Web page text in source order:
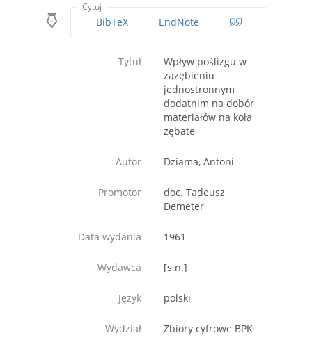
Cytuj
BibTeX EndNote
Tytuł
Wpływ poślizgu w
zazębieniu
jednostronnym
dodatnim na dobór
materiałów na koła
zębate
Autor Dziama, Antoni
Promotor
doc. Tadeusz
Demeter
Data wydania 1961
Wydawca [s.n.]
Język polski
Wydział Zbiory cyfrowe BPK